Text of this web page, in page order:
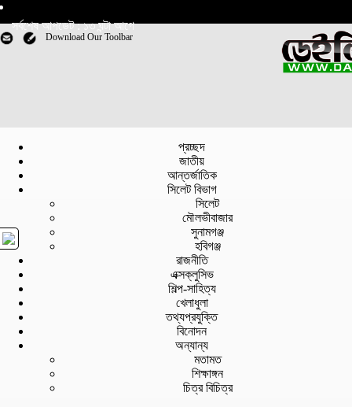
সর্বশেষ আপডেট : ১৩ ঘন্টা আগে
Download Our Toolbar
প্রচ্ছদ
জাতীয়
আন্তর্জাতিক
সিলেট বিভাগ
সিলেট
মৌলভীবাজার
সুনামগঞ্জ
হবিগঞ্জ
রাজনীতি
এক্সক্লুসিভ
শিল্প-সাহিত্য
খেলাধুলা
তথ্যপ্রযুক্তি
বিনোদন
অন্যান্য
মতামত
শিক্ষাঙ্গন
চিত্র বিচিত্র